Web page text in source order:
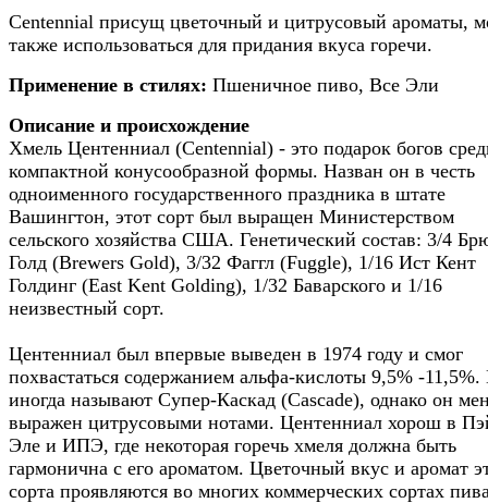
Centennial присущ цветочный и цитрусовый ароматы,
также использоваться для придания вкуса горечи.
Применение в стилях: Пшеничное пиво, Все Эли
Описание и происхождение
Хмель Центенниал (Centennial) - это подарок богов
компактной конусообразной формы. Назван он в честь
одноименного государственного праздника в штате
Вашингтон, этот сорт был выращен Министерством
сельского хозяйства США. Генетический состав: 3/4
Голд (Brewers Gold), 3/32 Фаггл (Fuggle), 1/16 Ист Кент
Голдинг (East Kent Golding), 1/32 Баварского и 1/16
неизвестный сорт.
Центенниал был впервые выведен в 1974 году и смог
похвастаться содержанием альфа-кислоты 9,5% -11,5%.
иногда называют Супер-Каскад (Cascade), однако он
выражен цитрусовыми нотами. Центенниал хорош в
Эле и ИПЭ, где некоторая горечь хмеля должна быть
гармонична с его ароматом. Цветочный вкус и аромат
сорта проявляются во многих коммерческих сортах